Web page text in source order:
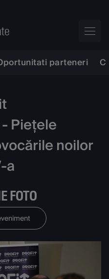
parteneri
Piețele
noilor
a
FOTO